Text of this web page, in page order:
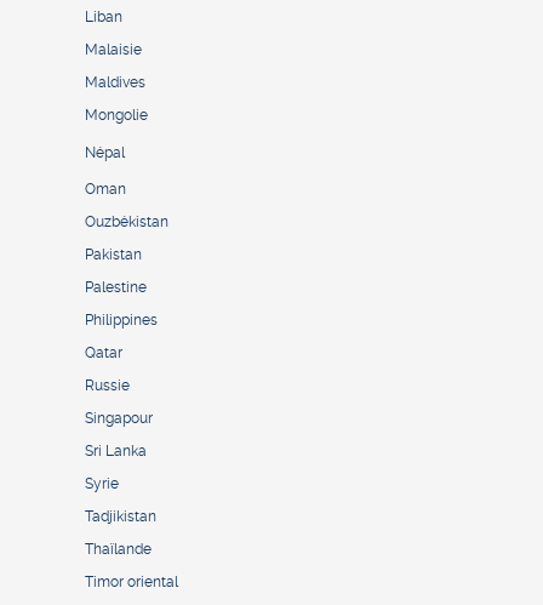
Liban
Malaisie
Maldives
Mongolie
Népal
Oman
Ouzbékistan
Pakistan
Palestine
Philippines
Qatar
Russie
Singapour
Sri Lanka
Syrie
Tadjikistan
Thaïlande
Timor oriental